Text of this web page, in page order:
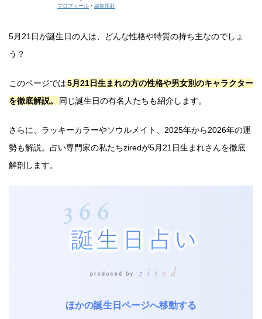
プロフィール ・ 編集指針
5月21日が誕生日の人は、どんな性格や特質の持ち主なのでしょ
う？
このページでは5月21日生まれの方の性格や男女別のキャラクター
を徹底解説。
同じ誕生日の有名人たちも紹介します。
さらに、ラッキーカラーやソウルメイト、2025年から2026年の運
勢も解説。占い専門家の私たちziredが5月21日生まれさんを徹底
解剖します。
ほかの誕生日ページへ移動する